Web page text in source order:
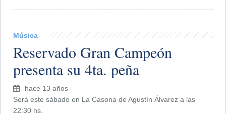
Música
Reservado Gran Campeón
presenta su 4ta. peña
hace 13 años
Será este sábado en La Casona de Agustín Álvarez a las
22:30 hs.